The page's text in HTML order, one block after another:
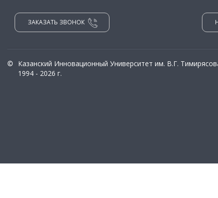
ЗАКАЗАТЬ ЗВОНОК
©
Казанский Инновационный Университет им. В.Г.
1994 - 2026 г.